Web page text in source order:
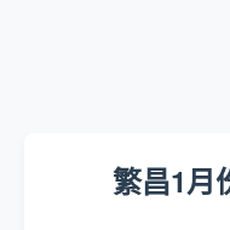
繁昌1月